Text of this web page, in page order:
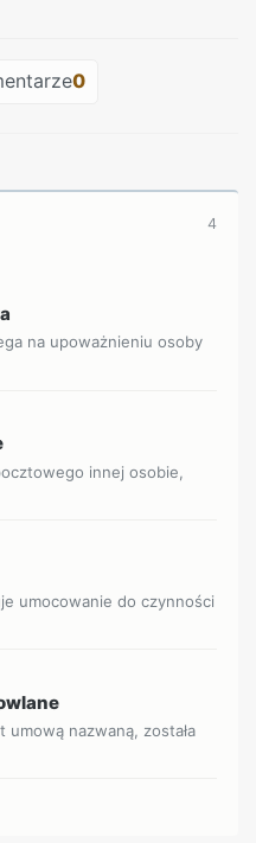
0
4
na upoważnieniu osoby
innej osobie,
umocowanie do czynności
nazwaną, została